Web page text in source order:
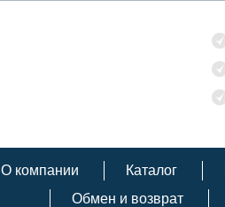
О компании Каталог
Обмен и возврат